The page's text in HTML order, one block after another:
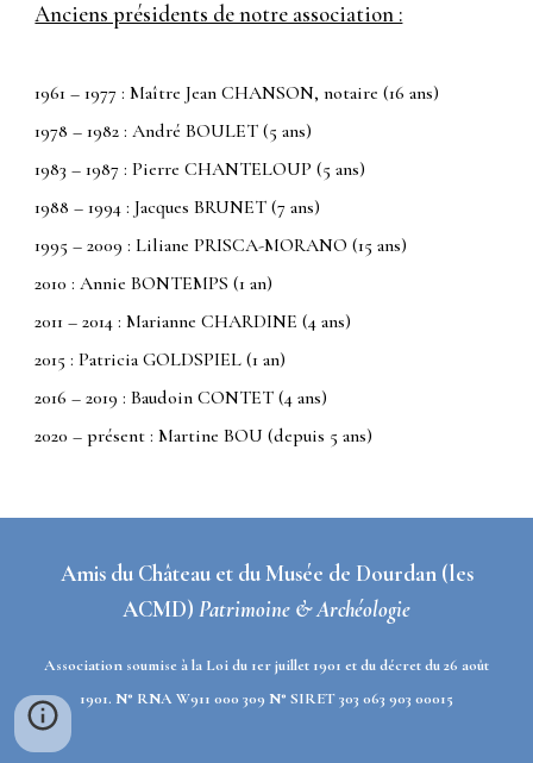
Anciens présidents de notre association :
1961 – 1977 : Maître Jean CHANSON, notaire (16 ans)
1978 – 1982 : André BOULET (5 ans)
1983 – 1987 : Pierre CHANTELOUP (5 ans)
1988 – 1994 : Jacques BRUNET (7 ans)
1995 – 2009 : Liliane PRISCA-MORANO (15 ans)
2010 : Annie BONTEMPS (1 an)
2011 – 2014 : Marianne CHARDINE (4 ans)
2015 : Patricia GOLDSPIEL (1 an)
2016 – 2019 : Baudoin CONTET (4 ans)
2020 – présent : Martine BOU (depuis 5 ans)
Amis du Château et du Musée de Dourdan (les
ACMD) Patrimoine & Archéologie
Association soumise à la Loi du 1er juillet 1901 et du décret du 26 août
1901. N° RNA W911 000 309 N° SIRET 303 063 903 00015